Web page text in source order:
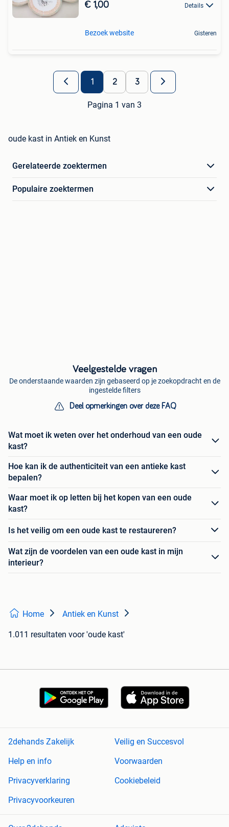
€ 1,00 Details
Bezoek website Gisteren
1 2 3
Pagina 1 van 3
oude kast in Antiek en Kunst
Gerelateerde zoektermen
Populaire zoektermen
Veelgestelde vragen
De onderstaande waarden zijn gebaseerd op je zoekopdracht en de
ingestelde filters
Deel opmerkingen over deze FAQ
Wat moet ik weten over het onderhoud van een oude
kast?
Hoe kan ik de authenticiteit van een antieke kast
bepalen?
Waar moet ik op letten bij het kopen van een oude
kast?
Is het veilig om een oude kast te restaureren?
Wat zijn de voordelen van een oude kast in mijn
interieur?
Home Antiek en Kunst
1.011 resultaten voor 'oude kast'
2dehands Zakelijk
Veilig en Succesvol
Help en info
Voorwaarden
Privacyverklaring
Cookiebeleid
Privacyvoorkeuren